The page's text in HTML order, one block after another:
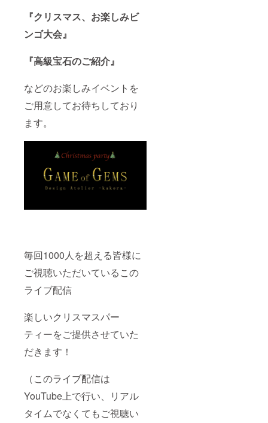
『クリスマス、お楽しみビ
ンゴ大会』
『高級宝石のご紹介』
などのお楽しみイベントを
ご用意してお待ちしており
ます。
毎回1000人を超える皆様に
ご視聴いただいているこの
ライブ配信
楽しいクリスマスパー
ティーをご提供させていた
だきます！
（このライブ配信は
YouTube上で行い、リアル
タイムでなくてもご視聴い